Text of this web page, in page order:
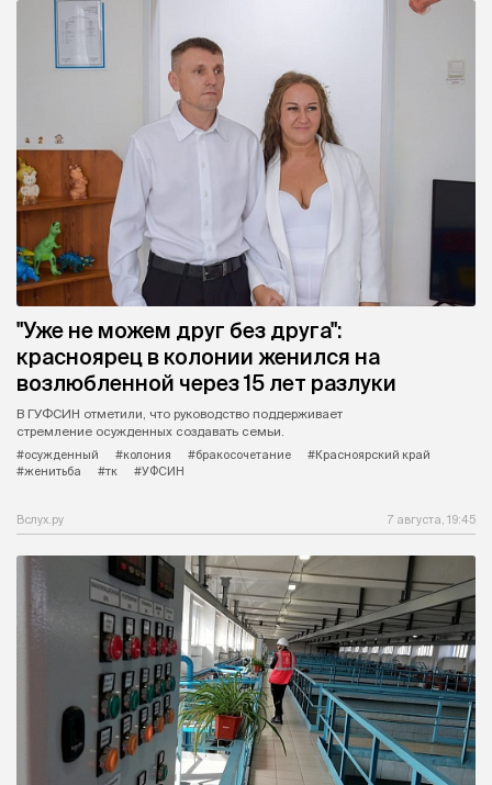
"Уже не можем друг без друга":
красноярец в колонии женился на
возлюбленной через 15 лет разлуки
В ГУФСИН отметили, что руководство поддерживает
стремление осужденных создавать семьи.
#осужденный
#колония #бракосочетание
#Красноярский край
#женитьба
#тк #УФСИН
Вслух.ру 7 августа, 19:45